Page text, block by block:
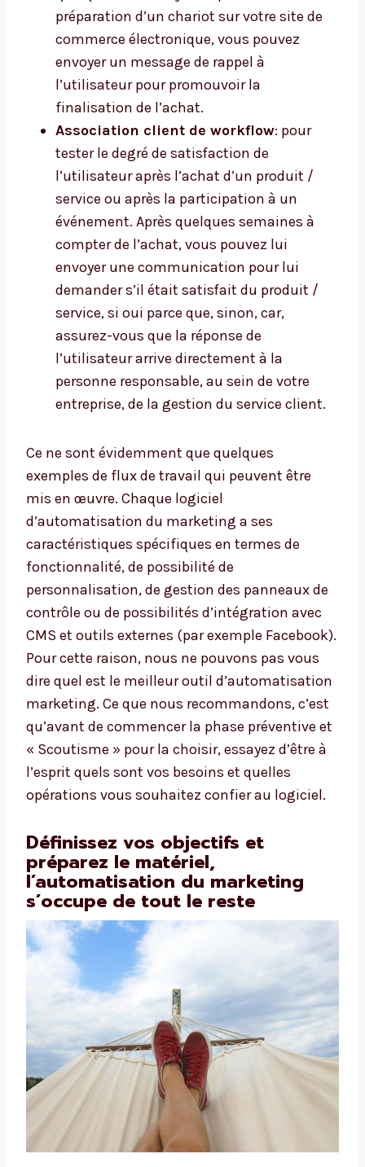
préparation d’un chariot sur votre site de
commerce électronique, vous pouvez
envoyer un message de rappel à
l’utilisateur pour promouvoir la
finalisation de l’achat.
Association client de workflow: pour
tester le degré de satisfaction de
l’utilisateur après l’achat d’un produit /
service ou après la participation à un
événement. Après quelques semaines à
compter de l’achat, vous pouvez lui
envoyer une communication pour lui
demander s’il était satisfait du produit /
service, si oui parce que, sinon, car,
assurez-vous que la réponse de
l’utilisateur arrive directement à la
personne responsable, au sein de votre
entreprise, de la gestion du service client.
Ce ne sont évidemment que quelques
exemples de flux de travail qui peuvent être
mis en œuvre. Chaque logiciel
d’automatisation du marketing a ses
caractéristiques spécifiques en termes de
fonctionnalité, de possibilité de
personnalisation, de gestion des panneaux de
contrôle ou de possibilités d’intégration avec
CMS et outils externes (par exemple Facebook).
Pour cette raison, nous ne pouvons pas vous
dire quel est le meilleur outil d’automatisation
marketing. Ce que nous recommandons, c’est
qu’avant de commencer la phase préventive et
« Scoutisme » pour la choisir, essayez d’être à
l’esprit quels sont vos besoins et quelles
opérations vous souhaitez confier au logiciel.
Définissez vos objectifs et
préparez le matériel,
l’automatisation du marketing
s’occupe de tout le reste